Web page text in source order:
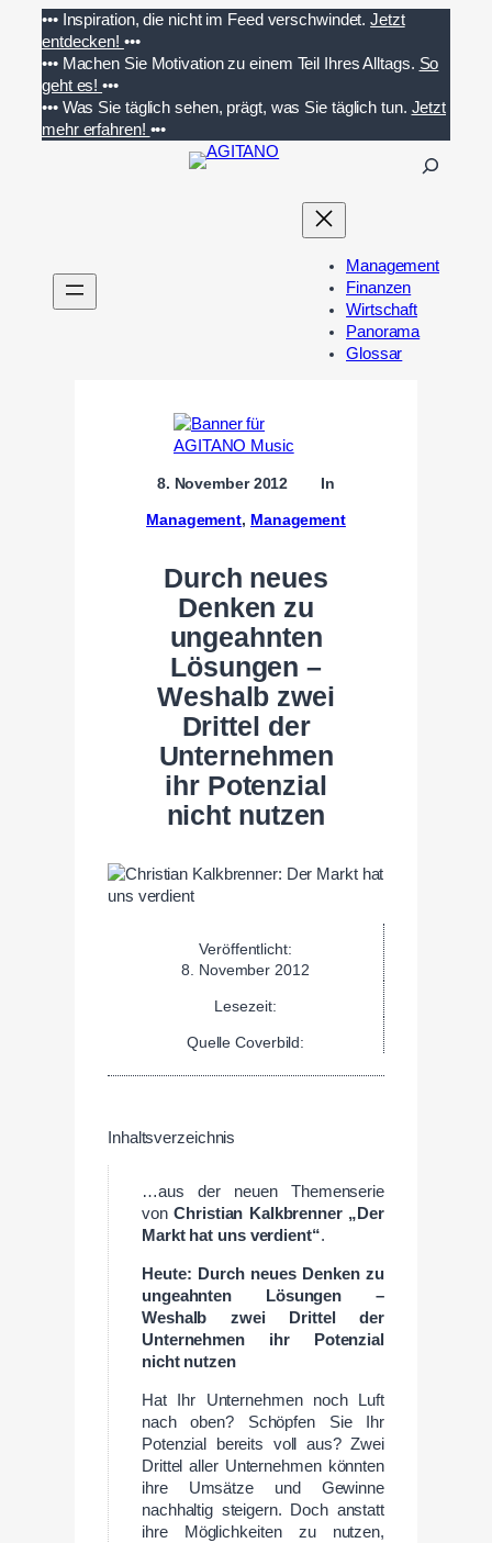
Inhalt
springen
••• Inspiration, die nicht im Feed verschwindet. Jetzt
entdecken! •••
••• Machen Sie Motivation zu einem Teil Ihres Alltags. So
geht es!•••
••• Was Sie täglich sehen, prägt, was Sie täglich tun. Jetzt
mehr erfahren! •••
n
Management
Finanzen
Wirtschaft
Panorama
Glossar
8. November 2012 In
Management, Management
Durch neues
Denken zu
ungeahnten
Lösungen –
Weshalb zwei
Drittel der
Unternehmen
ihr Potenzial
nicht nutzen
Veröffentlicht:
8. November 2012
Lesezeit:
Quelle Coverbild:
Inhaltsverzeichnis
…aus der neuen Themenserie
vonChristian Kalkbrenner „Der
Markt hat uns verdient“.
Heute: Durch neues Denken zu
ungeahnten Lösungen –
Weshalb zwei Drittel der
Unternehmen ihr Potenzial
nicht nutzen
Hat Ihr Unternehmen noch Luft
nach oben? Schöpfen Sie Ihr
Potenzial bereits voll aus? Zwei
Drittel aller Unternehmen könnten
ihre Umsätze und Gewinne
nachhaltig steigern. Doch anstatt
ihre Möglichkeiten zu nutzen,